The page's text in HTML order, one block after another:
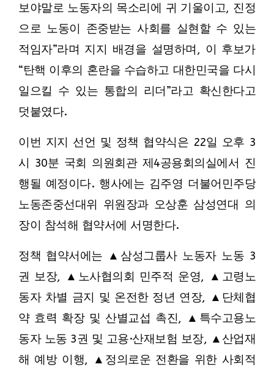
보야말로 노동자의 목소리에 귀 기울이고, 진정
으로 노동이 존중받는 사회를 실현할 수 있는
적임자”라며 지지 배경을 설명하며, 이 후보가
“탄핵 이후의 혼란을 수습하고 대한민국을 다시
일으킬 수 있는 통합의 리더”라고 확신한다고
덧붙였다.
이번 지지 선언 및 정책 협약식은 22일 오후 3
시 30분 국회 의원회관 제4공용회의실에서 진
행될 예정이다. 행사에는 김주영 더불어민주당
노동존중선대위 위원장과 오상훈 삼성연대 의
장이 참석해 협약서에 서명한다.
정책 협약서에는 ▲삼성그룹사 노동자 노동 3
권 보장, ▲노사협의회 민주적 운영, ▲고령노
동자 차별 금지 및 온전한 정년 연장, ▲단체협
약 효력 확장 및 산별교섭 촉진, ▲특수고용노
동자 노동 3권 및 고용·산재보험 보장, ▲산업재
해 예방 이행, ▲정의로운 전환을 위한 사회적